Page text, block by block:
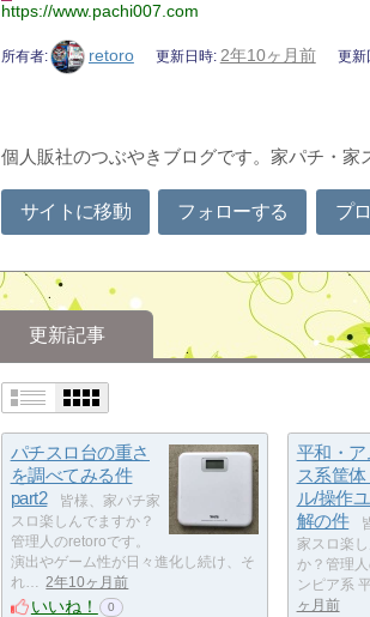
https://www.pachi007.com
所有者 retoro 更新日時 2年10ヶ月前 更新
個人販社のつぶやきブログです。家パチ・家
サイトに移動 フォローする プ
更新記事
パチスロ台の重さ
を調べてみる件
part2
皆様、家パチ家
スロ楽しんでますか？
管理人のretoroです。
演出やゲーム性が日々進化し続け、そ
れ…
2年10ヶ月前
いいね！ 0
平和・ア
ス系筐
ル/操作
解の件
家スロ楽
か？管理
ンピア系
ヶ月前